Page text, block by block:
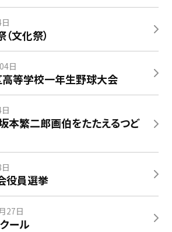
文化祭）
日
等学校一年生野球大会
本繁二郎画伯をたたえるつど
役員選挙
27日
ール